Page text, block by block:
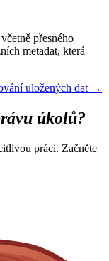
přesného
metadat, která
uložených dat →
úkolů?
práci. Začněte